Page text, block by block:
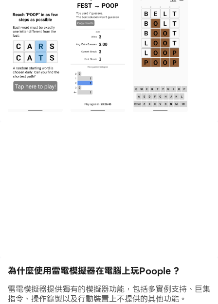
下載Poople並在PC上運行。享受PC端的大螢幕和高畫質
畫質吧!
Get to "POOP" in as few steps as possible!
Each word must be exactly one letter different
from the last:
The words "barn" and "born", highlighting the one
letter where they differ
為什麼使用雷電模擬器在電腦上玩Poople ?
雷電模擬器提供獨有的模擬器功能，包括多實例支持、巨集
指令、操作錄製以及行動裝置上不提供的其他功能。